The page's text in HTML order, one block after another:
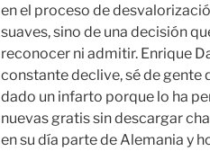
en el proceso de
suaves, sino de una decisión
reconocer ni admitir. Enrique
constante declive, sé de gente
dado un infarto porque lo ha
nuevas gratis sin descargar
en su día parte de Alemania y